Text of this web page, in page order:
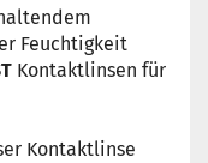
Feuchtigkeit
Kontaktlinsen für
Kontaktlinse